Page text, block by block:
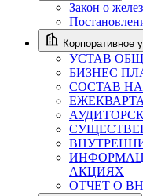
Закон о
Корпоративное
УСТАВ
БИЗНЕС
СОСТАВ
АКЦИЯХ
ОТЧЕТ О